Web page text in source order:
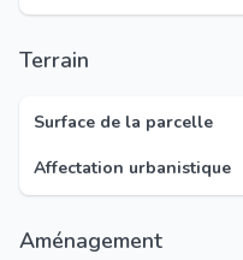
Terrain
Surface de la parcelle
Affectation urbanistique
Aménagement